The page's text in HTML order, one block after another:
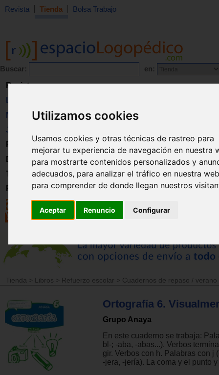
Utilizamos cookies
Usamos cookies y otras técnicas de rastreo para
mejorar tu experiencia de navegación en nuestra
para mostrarte contenidos personalizados y
adecuados, para analizar el tráfico en nuestra
para comprender de donde llegan nuestros
Aceptar Renuncio Configurar
Revista Tienda Bolsa Trabajo
Buscar: en:
Revista
Libros
Material
Juguetes
Formación
Directorio
Trabajo
Registro
Tienda > Libros > Refuerzo escolar > Cuadernos de repaso / verano
Ortografía 6.
Grupo Anaya
En este cuaderno se trabaja:
bl-; -aba, -abas...). Verbos
gir. Verbos con h. Palabras con j
-jera, -jería). La coma y el punto